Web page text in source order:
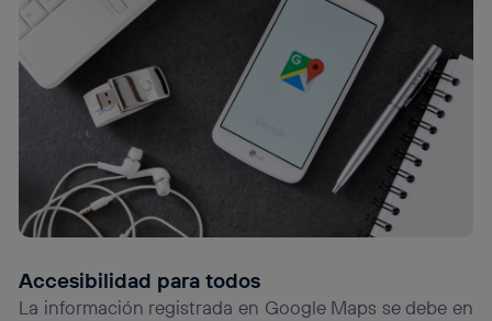
Accesibilidad para todos
La información registrada en Google Maps se debe en